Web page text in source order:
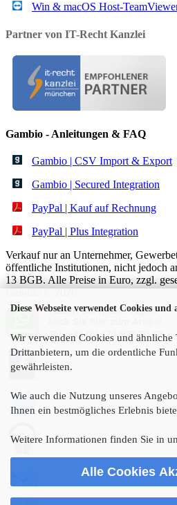
Diese Webseite verwendet Cookies und
Wir verwenden Cookies und ähnliche
Drittanbietern, um die ordentliche
gewährleisten.
Wie auch die Nutzung unseres
Ihnen ein bestmögliches Erlebnis
Weitere Informationen finden Sie in
Alle Cookies
Win & macOS Host-
Partner von IT-Recht Kanzlei
Gambio - Anleitungen & FAQ
Gambio | CSV Import & Export
Gambio | Secured Integration
PayPal | Kauf auf Rechnung
PayPal | Plus Integration
Verkauf nur an Unternehmer,
öffentliche Institutionen, nicht jedoch
13 BGB. Alle Preise in Euro, zzgl.
Gambio © 2026